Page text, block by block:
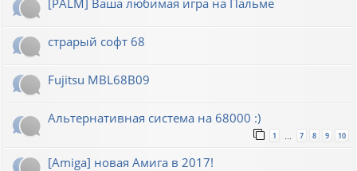
страрый софт 68
Fujitsu MBL68B09
Альтернативная система на 68000 :)
1 7 8 9 10
[Amiga] новая Амига в 2017!